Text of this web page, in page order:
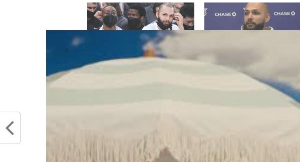
Le discours à entendre pour tout
Quand les potes d’Evan Fournier
l’avertissent en cas d’un possible
RELATED TOPICS EVAN FOURNIER JAMES HARDEN